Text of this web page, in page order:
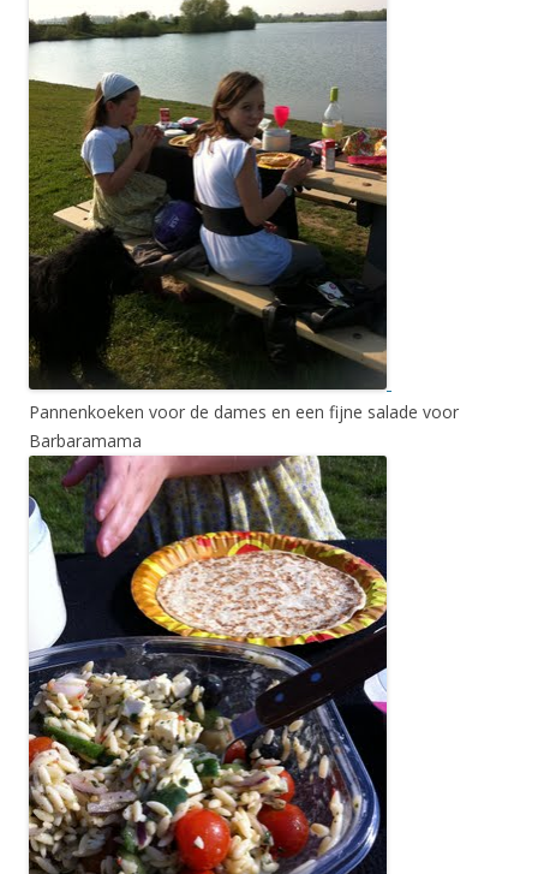
Pannenkoeken voor de dames en een fijne salade voor
Barbaramama